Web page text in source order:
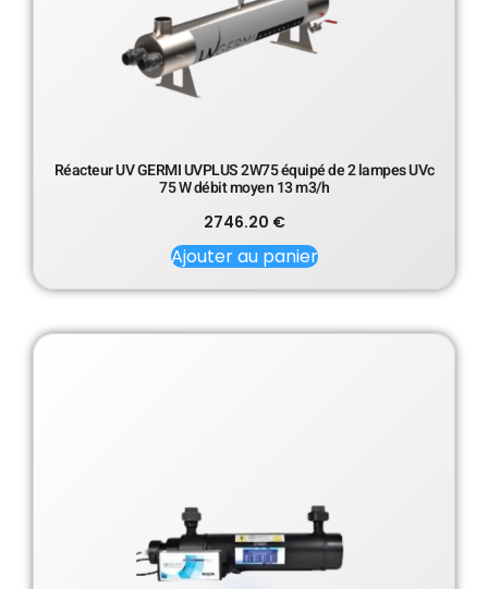
Réacteur UV GERMI UVPLUS 2W75 équipé de 2 lampes UVc
75 W débit moyen 13 m3/h
2746.20 €
Ajouter au panier